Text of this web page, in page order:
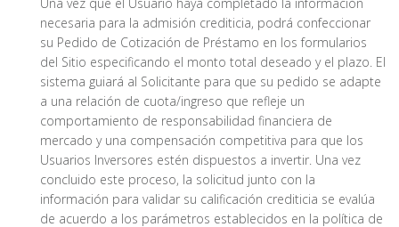
necesaria para la admisión crediticia, podrá confeccionar
su Pedido de Cotización de Préstamo en los formularios
del Sitio especificando el monto total deseado y el plazo. El
sistema guiará al Solicitante para que su pedido se adapte
a una relación de cuota/ingreso que refleje un
comportamiento de responsabilidad financiera de
mercado y una compensación competitiva para que los
Usuarios Inversores estén dispuestos a invertir. Una vez
concluido este proceso, la solicitud junto con la
información para validar su calificación crediticia se evalúa
de acuerdo a los parámetros establecidos en la política de